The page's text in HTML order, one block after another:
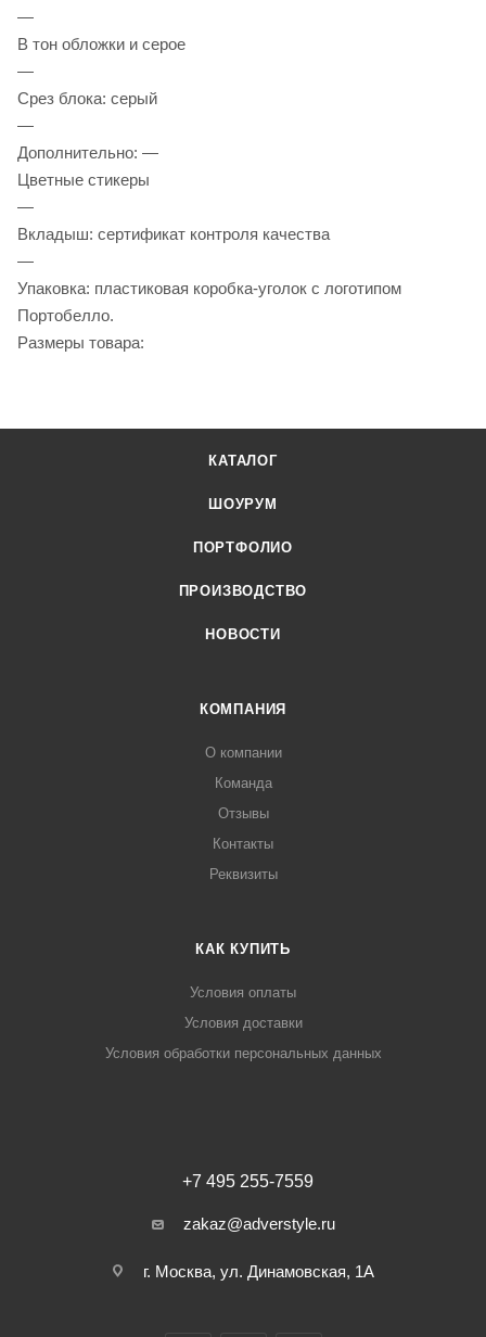
—
В тон обложки и серое
—
Срез блока: серый
—
Дополнительно: —
Цветные стикеры
—
Вкладыш: сертификат контроля качества
—
Упаковка: пластиковая коробка-уголок с логотипом
Портобелло.
Размеры товара:
КАТАЛОГ
ШОУРУМ
ПОРТФОЛИО
ПРОИЗВОДСТВО
НОВОСТИ
КОМПАНИЯ
О компании
Команда
Отзывы
Контакты
Реквизиты
КАК КУПИТЬ
Условия оплаты
Условия доставки
Условия обработки персональных данных
+7 495 255-7559
zakaz@adverstyle.ru
г. Москва, ул. Динамовская, 1А